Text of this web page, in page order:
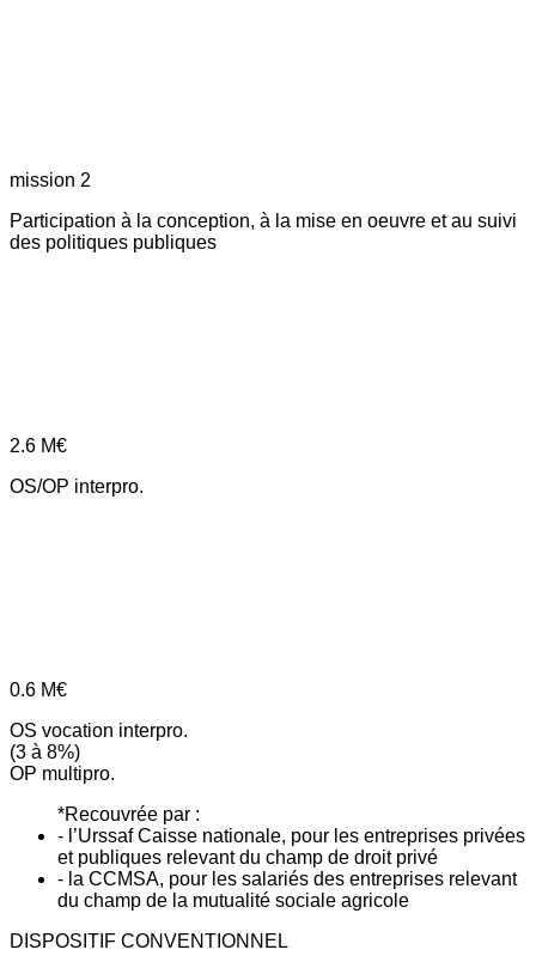
mission 2
Participation à la conception, à la mise en oeuvre et au suivi
des politiques publiques
2.6 M€
OS/OP interpro.
0.6 M€
OS vocation interpro.
(3 à 8%)
OP multipro.
*Recouvrée par :
- l’Urssaf Caisse nationale, pour les entreprises privées
et publiques relevant du champ de droit privé
- la CCMSA, pour les salariés des entreprises relevant
du champ de la mutualité sociale agricole
DISPOSITIF CONVENTIONNEL